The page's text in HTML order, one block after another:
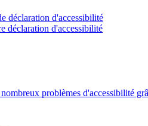
déclaration d'accessibilité
déclaration d'accessibilité
problèmes d'accessibilité